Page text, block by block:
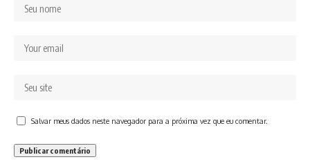
Salvar meus dados neste navegador para a próxima vez que eu comentar.